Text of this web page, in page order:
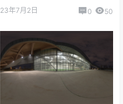
23年7月2日 0 50